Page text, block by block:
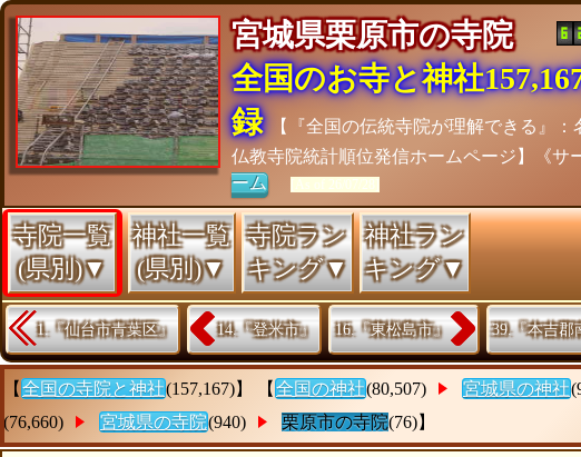
宮城県栗原市の寺院
全国のお寺と神社
録
【『全国の伝統寺院が理解できる』：
仏教寺院統計順位発信ホームページ】《サ
ーム
[As of 26/07/28]
寺院一覧
(県別)▼
神社一覧
(県別)▼
寺院ラン
キング▼
神社ラン
キング▼
1.『仙台市青葉区』 14.『登米市』 16.『東松島市』 39.『本吉郡
【 全国の寺院と神社(157,167)】 【 全国の神社(80,507) 宮城県の神社
(76,660)
宮城県の寺院(940) 栗原市の寺院(76)】